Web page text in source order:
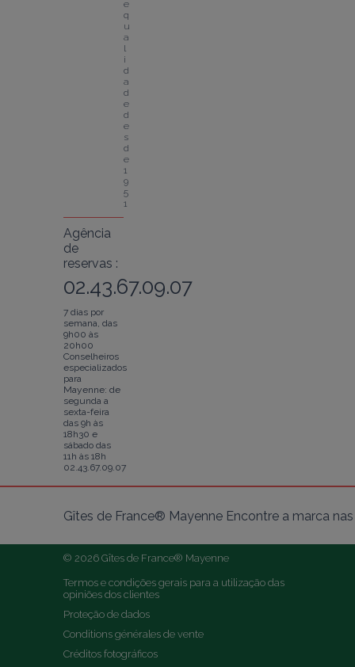
e
q
u
a
l
i
d
a
d
e
d
e
s
d
e
1
9
5
1
Agência
de
reservas :
02.43.67.09.07
7 dias por
semana, das
9h00 às
20h00
Conselheiros
especializados
para
Mayenne: de
segunda a
sexta-feira
das 9h às
18h30 e
sábado das
11h às 18h
02.43.67.09.07
Gîtes de France® Mayenne Encontre a marca
© 2026 Gîtes de France® Mayenne
Termos e condições gerais para a utilização das
opiniões dos clientes
Proteção de dados
Conditions générales de vente
Créditos fotográficos